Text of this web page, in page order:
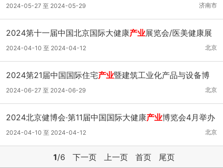
举办
济南市
2024-05-27 至 2024-05-29
2024第十一届中国北京国际大健康产业展览会/医美健康展
区
北京
2024-04-10 至 2024-04-12
2024第21届中国国际住宅产业暨建筑工业化产品与设备博
览会
北京
2024-06-27 至 2024-06-29
2024北京健博会·第11届中国国际大健康产业博览会4月举办
北京
2024-04-10 至 2024-04-12
1/6 下一页 上一页 首页 尾页